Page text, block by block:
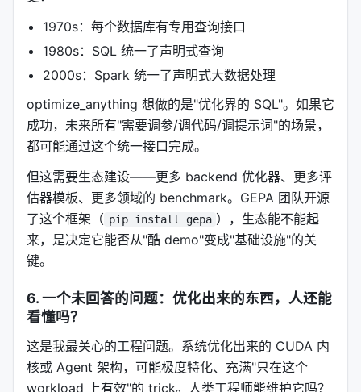
而且 ASI 支持多模态：可以是文本、结构化数据、甚
至图像（通过
gepa.Image ）。在 SVG 优化的 demo
里，评估器把渲染后的图片传回给 VLM proposer，
五、帕累托搜索：为什么"平均分数"是陷阱
optimize_anything 的另一个核心机制是
efficient search。
传统做法是：每个候选给一个平均分，每次只改进当
前最高分候选。这有两个问题：
1.平均掩盖互补性
不突出，但它们的组合可能更优。 2.改进目标模糊：
如果你告诉 proposer"把什么都改好一点"，它反而不
知道重点改什么。
optimize_anything 的做法：
1970s：每个数据库有专用查询接口
1980s：SQL 统一了声明式查询
2000s：Spark 统一了声明式大数据处理
optimize_anything 想做的是"优化界的 SQL"。如果它
成功，未来所有"需要调参/调代码/调提示词"的场景，
都可能通过这个统一接口完成。
但这需要生态建设——更多 backend 优化器、更多评
估器模板、更多领域的 benchmark。GEPA 团队开源
了这个框架（ pip install gepa ），生态能不能起
来，是决定它能否从"酷 demo"变成"基础设施"的关
键。
6. 一个未回答的问题：优化出来的东西，人还能
看懂吗？
这是我最关心的工程问题。系统优化出来的 CUDA 内
核或 Agent 架构，可能极度特化、充满"只在这个
workload 上有效"的 trick。人类工程师能维护它吗？